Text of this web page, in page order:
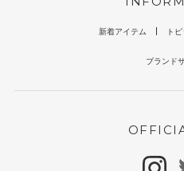
新着アイテム ト
ブランド